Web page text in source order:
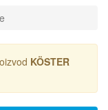
KÖSTER